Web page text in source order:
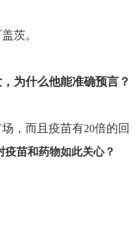
茨。
为什么他能准确预言？
，而且疫苗有20倍的回
苗和药物如此关心？